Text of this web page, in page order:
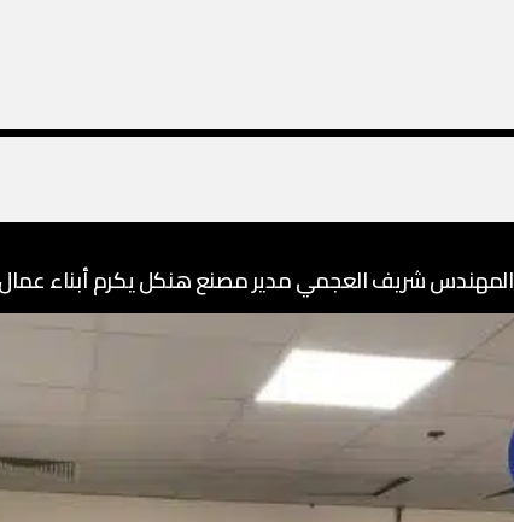
المهندس شريف العجمي مدير مصنع هنكل يكرم أبناء